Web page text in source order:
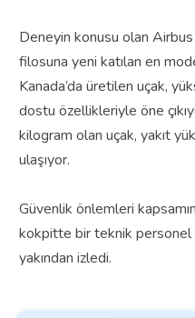
Deneyin konusu olan
filosuna yeni katılan en
Kanada’da üretilen uçak,
dostu özellikleriyle öne
kilogram olan uçak, yakıt
ulaşıyor.
Güvenlik önlemleri
kokpitte bir teknik personel
yakından izledi.